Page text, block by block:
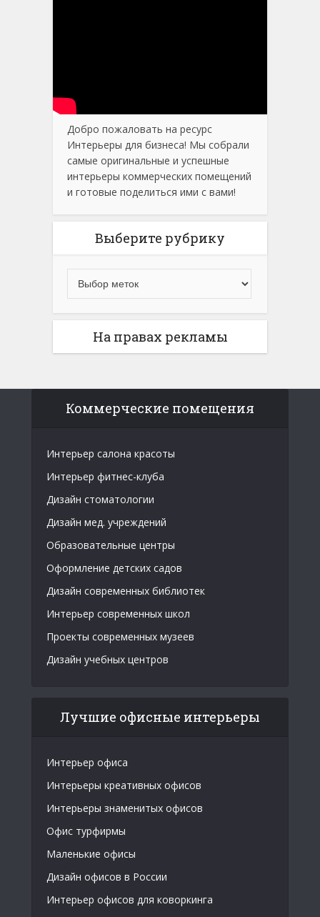
Добро пожаловать на ресурс
Интерьеры для бизнеса! Мы собрали
самые оригинальные и успешные
интерьеры коммерческих помещений
и готовые поделиться ими с вами!
Выберите рубрику
На правах рекламы
Коммерческие помещения
Интерьер салона красоты
Интерьер фитнес-клуба
Дизайн стоматологии
Дизайн мед. учреждений
Образовательные центры
Оформление детских садов
Дизайн современных библиотек
Интерьер современных школ
Проекты современных музеев
Дизайн учебных центров
Лучшие офисные интерьеры
Интерьер офиса
Интерьеры креативных офисов
Интерьеры знаменитых офисов
Офис турфирмы
Маленькие офисы
Дизайн офисов в России
Интерьер офисов для коворкинга